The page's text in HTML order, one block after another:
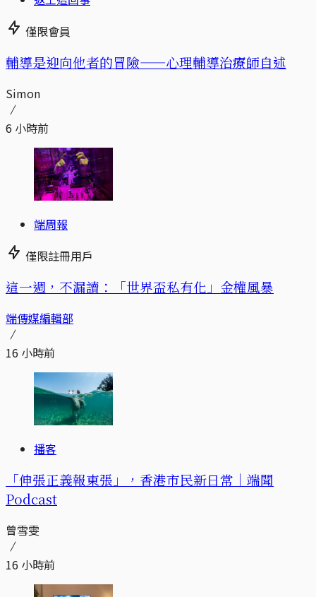
僅限會員
輔導是迎向他者的冒險——心理輔導治療師自述
Simon
6 小時前
端周報
僅限註冊用戶
這一週，不漏讀：「世界盃私有化」金權風暴
端傳媒編輯部
16 小時前
播客
「伸張正義報東張」，香港市民新日常｜端聞
Podcast
曾雪雯
16 小時前